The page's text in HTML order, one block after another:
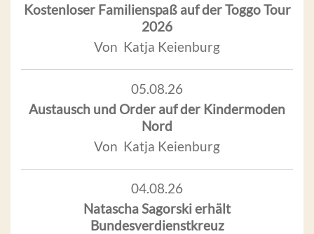
Kostenloser Familienspaß auf der Toggo Tour
2026
Von Katja Keienburg
05.08.26
Austausch und Order auf der Kindermoden
Nord
Von Katja Keienburg
04.08.26
Natascha Sagorski erhält
Bundesverdienstkreuz